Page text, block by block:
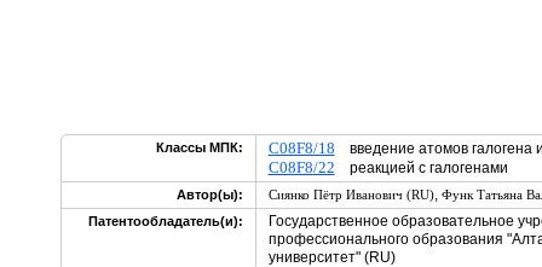
Классы МПК: C08F8/18 введение атомов галогена
C08F8/22 реакцией с галогенами
Автор(ы): Сиянко Пётр Иванович (RU), Функ Татьяна
Патентообладатель(и):
Государственное образовательное
профессионального образования
университет" (RU)